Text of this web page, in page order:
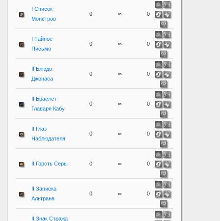
I Список
Монстров
0 ∞ 0
I Тайное
Письмо
0 ∞ 0
II Блюдо
Джонаса
0 ∞ 0
II Браслет
Главаря Кабу
0 ∞ 0
II Глаз
Наблюдателя
0 ∞ 0
II Горсть Серы 0 ∞ 0
II Записка
Альтрана
0 ∞ 0
II Знак Стража